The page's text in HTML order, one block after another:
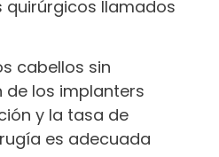
quirúrgicos llamados
cabellos sin
de los implanters
y la tasa de
es adecuada